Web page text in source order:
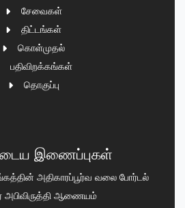
சேவைகள்
திட்டங்கள்
கொள்முதல்
பதிவிறக்கங்கள்
தொகுப்பு
இணைப்புகள்
அதிகாரப்பூர்வ வலை போர்டல்
அபிவிருத்தி ஆணையம்